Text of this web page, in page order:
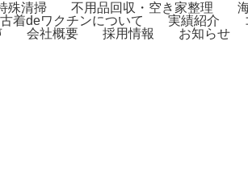
殊清掃 不用品回収・空き家整理
古着deワクチンについて 実績紹介
会社概要 採用情報 お知らせ